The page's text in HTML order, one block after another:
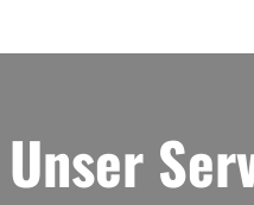
Unser